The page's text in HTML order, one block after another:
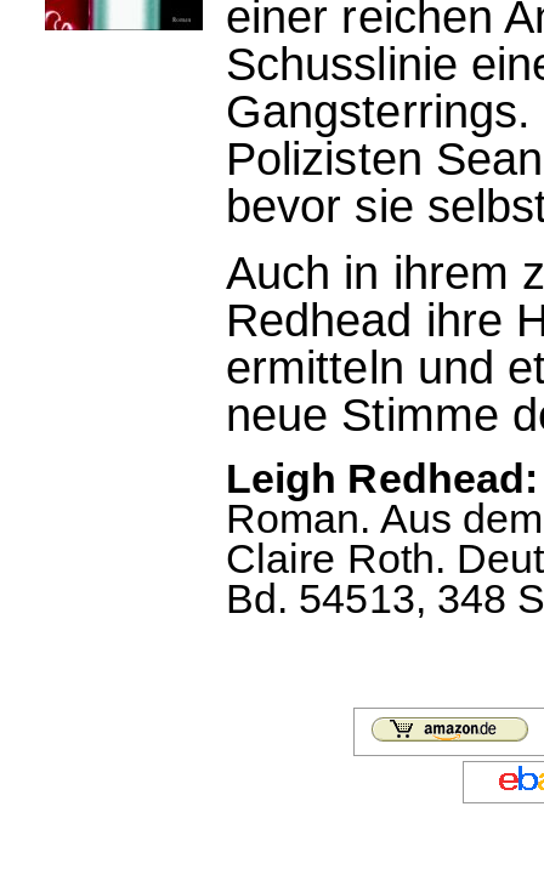
einer reichen
Schusslinie
Polizisten
bevor sie
Auch in ihrem
Redhead ihre
ermitteln und
neue Stimme
Leigh
Roman. Aus
Claire Roth.
Bd. 54513, 348